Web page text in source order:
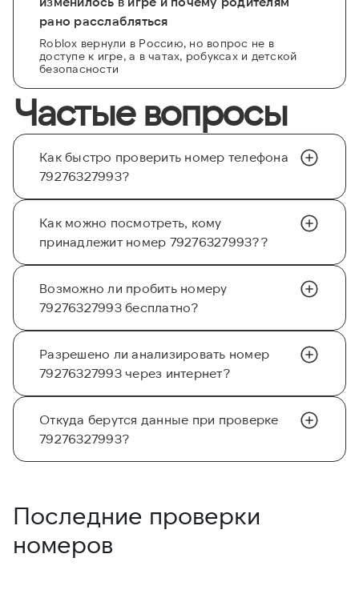
рано расслабляться
Roblox вернули в Россию, но вопрос не в
доступе к игре, а в чатах, робуксах и детской
безопасности
Частые вопросы
Как быстро проверить номер телефона
79276327993?
Как можно посмотреть, кому
принадлежит номер 79276327993??
Возможно ли пробить номеру
79276327993 бесплатно?
Разрешено ли анализировать номер
79276327993 через интернет?
Откуда берутся данные при проверке
79276327993?
Последние проверки
номеров